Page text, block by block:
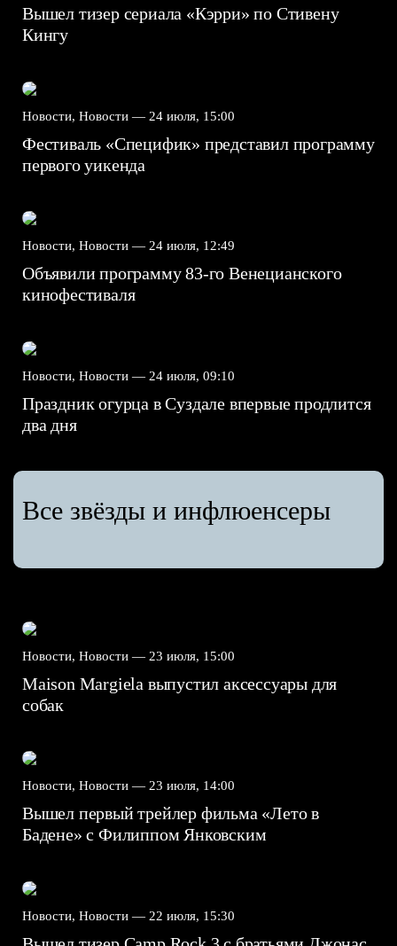
Вышел тизер сериала «Кэрри» по Стивену
Кингу
Новости, Новости — 24 июля, 15:00
Фестиваль «Специфик» представил программу
первого уикенда
Новости, Новости — 24 июля, 12:49
Объявили программу 83-го Венецианского
кинофестиваля
Новости, Новости — 24 июля, 09:10
Праздник огурца в Суздале впервые продлится
два дня
Все звёзды и инфлюенсеры
Новости, Новости — 23 июля, 15:00
Maison Margiela выпустил аксессуары для
собак
Новости, Новости — 23 июля, 14:00
Вышел первый трейлер фильма «Лето в
Бадене» с Филиппом Янковским
Новости, Новости — 22 июля, 15:30